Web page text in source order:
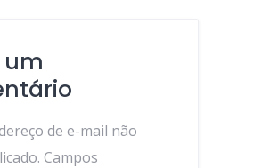
um
de e-mail não
Campos